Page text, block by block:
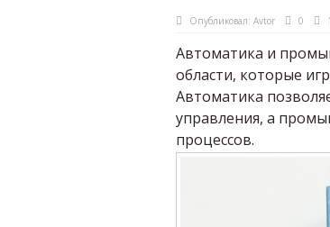
Опубликовал: Avtor 0
Автоматика и
области, которые
Автоматика
управления, а
процессов.